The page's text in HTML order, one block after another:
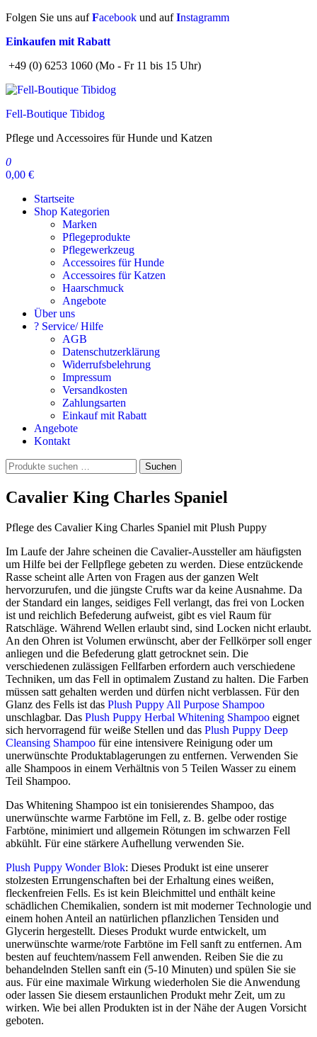
Zum
springen
Folgen Sie uns aufFacebook und aufInstagramm
Einkaufen mit Rabatt
+49 (0) 6253 1060 (Mo - Fr 11 bis 15 Uhr)
Fell-Boutique Tibidog
Pflege und Accessoires für Hunde und Katzen
0
0,00 €
Startseite
Shop Kategorien
Marken
Pflegeprodukte
Pflegewerkzeug
Accessoires für Hunde
Accessoires für Katzen
Haarschmuck
Angebote
Über uns
? Service/ Hilfe
AGB
Datenschutzerklärung
Widerrufsbelehrung
Impressum
Versandkosten
Zahlungsarten
Einkauf mit Rabatt
Angebote
Kontakt
Suchen
nach:
Suchen
Cavalier King Charles Spaniel
Pflege des Cavalier King Charles Spaniel mit Plush Puppy
Im Laufe der Jahre scheinen die Cavalier-Aussteller am häufigsten
um Hilfe bei der Fellpflege gebeten zu werden. Diese entzückende
Rasse scheint alle Arten von Fragen aus der ganzen Welt
hervorzurufen, und die jüngste Crufts war da keine Ausnahme. Da
der Standard ein langes, seidiges Fell verlangt, das frei von Locken
ist und reichlich Befederung aufweist, gibt es viel Raum für
Ratschläge. Während Wellen erlaubt sind, sind Locken nicht erlaubt.
An den Ohren ist Volumen erwünscht, aber der Fellkörper soll enger
anliegen und die Befederung glatt getrocknet sein. Die
verschiedenen zulässigen Fellfarben erfordern auch verschiedene
Techniken, um das Fell in optimalem Zustand zu halten. Die Farben
müssen satt gehalten werden und dürfen nicht verblassen. Für den
Glanz des Fells ist das Plush Puppy All Purpose Shampoo
unschlagbar. Das Plush Puppy Herbal Whitening Shampoo eignet
sich hervorragend für weiße Stellen und das Plush Puppy Deep
Cleansing Shampoo für eine intensivere Reinigung oder um
unerwünschte Produktablagerungen zu entfernen. Verwenden Sie
alle Shampoos in einem Verhältnis von 5 Teilen Wasser zu einem
Teil Shampoo.
Das Whitening Shampoo ist ein tonisierendes Shampoo, das
unerwünschte warme Farbtöne im Fell, z. B. gelbe oder rostige
Farbtöne, minimiert und allgemein Rötungen im schwarzen Fell
abkühlt. Für eine stärkere Aufhellung verwenden Sie.
Plush Puppy Wonder Blok: Dieses Produkt ist eine unserer
stolzesten Errungenschaften bei der Erhaltung eines weißen,
fleckenfreien Fells. Es ist kein Bleichmittel und enthält keine
schädlichen Chemikalien, sondern ist mit moderner Technologie und
einem hohen Anteil an natürlichen pflanzlichen Tensiden und
Glycerin hergestellt. Dieses Produkt wurde entwickelt, um
unerwünschte warme/rote Farbtöne im Fell sanft zu entfernen. Am
besten auf feuchtem/nassem Fell anwenden. Reiben Sie die zu
behandelnden Stellen sanft ein (5-10 Minuten) und spülen Sie sie
aus. Für eine maximale Wirkung wiederholen Sie die Anwendung
oder lassen Sie diesem erstaunlichen Produkt mehr Zeit, um zu
wirken. Wie bei allen Produkten ist in der Nähe der Augen Vorsicht
geboten.